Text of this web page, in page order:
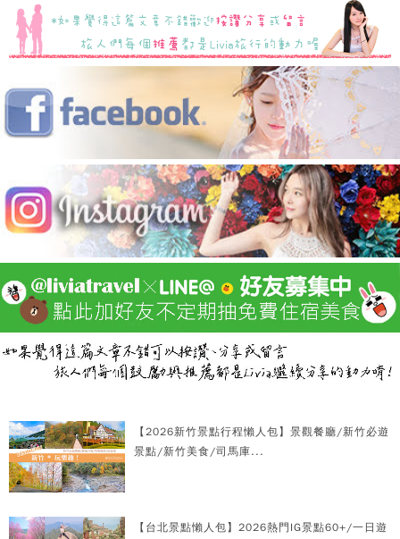
【2026新竹景點行程懶人包】景觀餐廳/新竹必遊
景點/新竹美食/司馬庫...
【台北景點懶人包】2026熱門IG景點60+/一日遊